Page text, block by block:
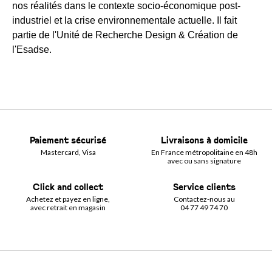
nos réalités dans le contexte socio-économique post-
industriel et la crise environnementale actuelle. Il fait
partie de l'Unité de Recherche Design & Création de
l'Esadse.
Paiement sécurisé
Mastercard, Visa
Livraisons à domicile
En France métropolitaine en 48h
avec ou sans signature
Click and collect
Achetez et payez en ligne,
avec retrait en magasin
Service clients
Contactez-nous au
04 77 49 74 70